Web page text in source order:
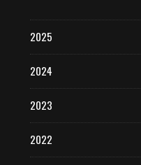
2025
2024
2023
2022